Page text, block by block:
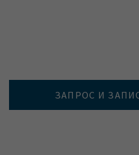
ЗАПРОС И